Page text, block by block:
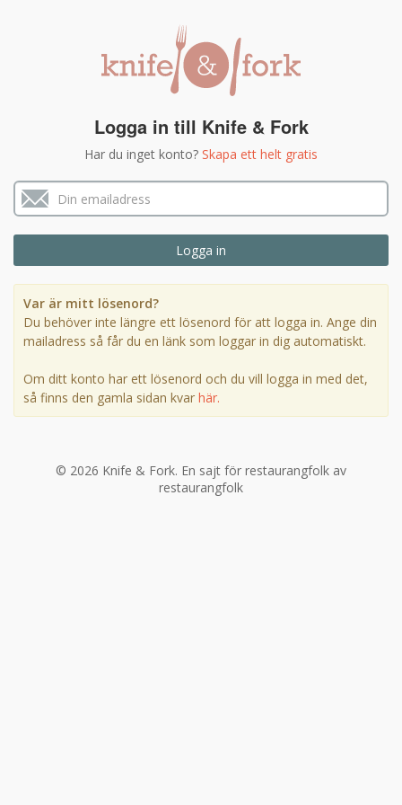
Logga in till Knife & Fork
Har du inget konto? Skapa ett helt gratis
Var är mitt lösenord?
Du behöver inte längre ett lösenord för att logga in. Ange din
mailadress så får du en länk som loggar in dig automatiskt.
Om ditt konto har ett lösenord och du vill logga in med det,
så finns den gamla sidan kvar här.
© 2026 Knife & Fork. En sajt för restaurangfolk av
restaurangfolk